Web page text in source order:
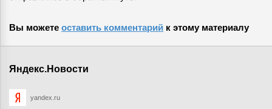
Вы можете оставить комментарий к этому материалу
Яндекс.Новости
yandex.ru